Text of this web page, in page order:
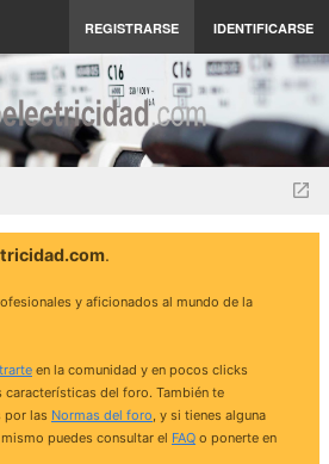
REGISTRARSE IDENTIFICARSE
.
y aficionados al mundo de la
en la comunidad y en pocos clicks
del foro. También te
por las Normas del foro, y si tienes alguna
puedes consultar el FAQ o ponerte en